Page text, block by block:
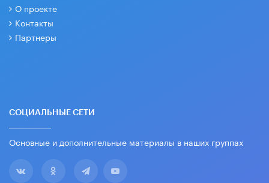
О проекте
Контакты
Партнеры
СОЦИАЛЬНЫЕ СЕТИ
Основные и дополнительные материалы в наших группах